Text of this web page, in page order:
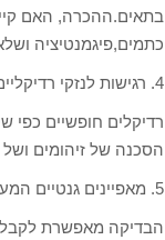
בתאים.ההכרה, האם
כתמים,פיגמנטיציה
4. רגישות לנזקי רדיקליים חופשיים
רדיקלים חופשיים כפי
הסכנה של זיהומים ושל
5. מאפיינים גנטיים המעידים על נטיית העור לרגישות לפאקטור דלקת
הבדיקה מאפשרת לקבל